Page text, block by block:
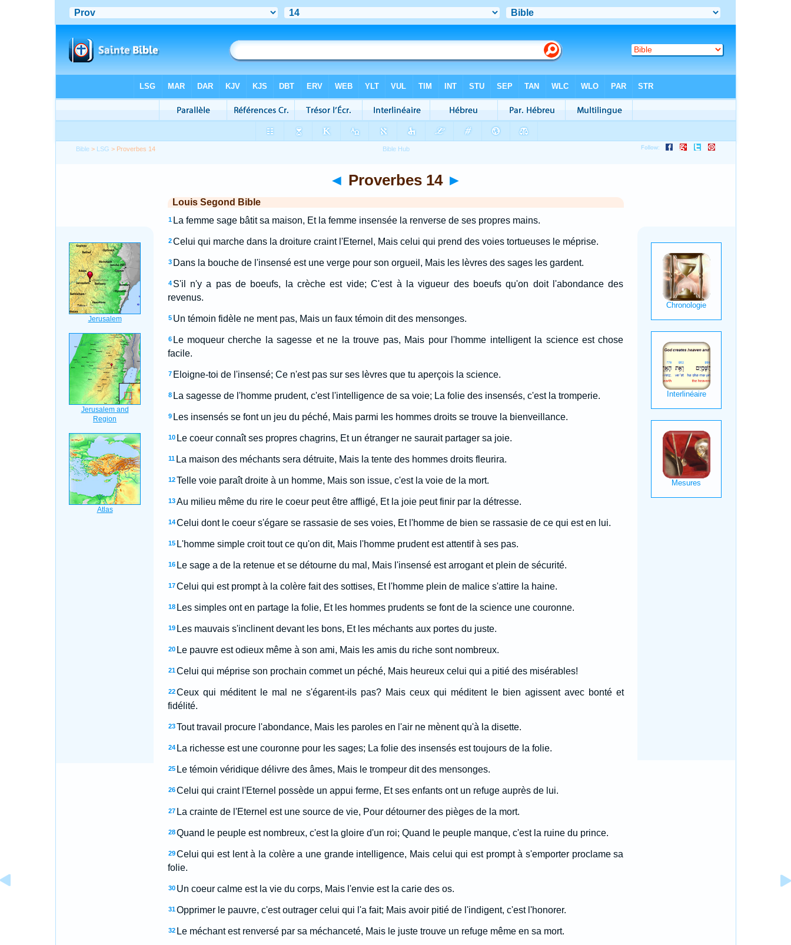
Bible > LSG > Proverbes 14
◄ Proverbes 14 ►
Louis Segond Bible
1 La femme sage bâtit sa maison, Et la femme insensée la renverse de ses propres mains.
2 Celui qui marche dans la droiture craint l'Eternel, Mais celui qui prend des voies tortueuses le méprise.
3 Dans la bouche de l'insensé est une verge pour son orgueil, Mais les lèvres des sages les gardent.
4 S'il n'y a pas de boeufs, la crèche est vide; C'est à la vigueur des boeufs qu'on doit l'abondance des
revenus.
5 Un témoin fidèle ne ment pas, Mais un faux témoin dit des mensonges.
6 Le moqueur cherche la sagesse et ne la trouve pas, Mais pour l'homme intelligent la science est chose
facile.
7 Eloigne-toi de l'insensé; Ce n'est pas sur ses lèvres que tu aperçois la science.
8 La sagesse de l'homme prudent, c'est l'intelligence de sa voie; La folie des insensés, c'est la tromperie.
9 Les insensés se font un jeu du péché, Mais parmi les hommes droits se trouve la bienveillance.
10 Le coeur connaît ses propres chagrins, Et un étranger ne saurait partager sa joie.
11 La maison des méchants sera détruite, Mais la tente des hommes droits fleurira.
12 Telle voie paraît droite à un homme, Mais son issue, c'est la voie de la mort.
13 Au milieu même du rire le coeur peut être affligé, Et la joie peut finir par la détresse.
14 Celui dont le coeur s'égare se rassasie de ses voies, Et l'homme de bien se rassasie de ce qui est en lui.
15 L'homme simple croit tout ce qu'on dit, Mais l'homme prudent est attentif à ses pas.
16 Le sage a de la retenue et se détourne du mal, Mais l'insensé est arrogant et plein de sécurité.
17 Celui qui est prompt à la colère fait des sottises, Et l'homme plein de malice s'attire la haine.
18 Les simples ont en partage la folie, Et les hommes prudents se font de la science une couronne.
19 Les mauvais s'inclinent devant les bons, Et les méchants aux portes du juste.
20 Le pauvre est odieux même à son ami, Mais les amis du riche sont nombreux.
21 Celui qui méprise son prochain commet un péché, Mais heureux celui qui a pitié des misérables!
22 Ceux qui méditent le mal ne s'égarent-ils pas? Mais ceux qui méditent le bien agissent avec bonté et
fidélité.
23 Tout travail procure l'abondance, Mais les paroles en l'air ne mènent qu'à la disette.
24 La richesse est une couronne pour les sages; La folie des insensés est toujours de la folie.
25 Le témoin véridique délivre des âmes, Mais le trompeur dit des mensonges.
26 Celui qui craint l'Eternel possède un appui ferme, Et ses enfants ont un refuge auprès de lui.
27 La crainte de l'Eternel est une source de vie, Pour détourner des pièges de la mort.
28 Quand le peuple est nombreux, c'est la gloire d'un roi; Quand le peuple manque, c'est la ruine du prince.
29 Celui qui est lent à la colère a une grande intelligence, Mais celui qui est prompt à s'emporter proclame sa
folie.
30 Un coeur calme est la vie du corps, Mais l'envie est la carie des os.
31 Opprimer le pauvre, c'est outrager celui qui l'a fait; Mais avoir pitié de l'indigent, c'est l'honorer.
32 Le méchant est renversé par sa méchanceté, Mais le juste trouve un refuge même en sa mort.